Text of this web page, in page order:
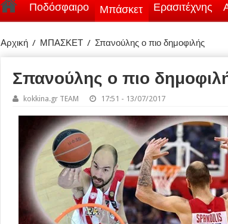
Ποδόσφαιρο Μπάσκετ Ερασιτέχνης
Αρχική / ΜΠΑΣΚΕΤ / Σπανούλης ο πιο δημοφιλής
Σπανούλης ο πιο
kokkina.gr TEAM 17:51 - 13/07/2017